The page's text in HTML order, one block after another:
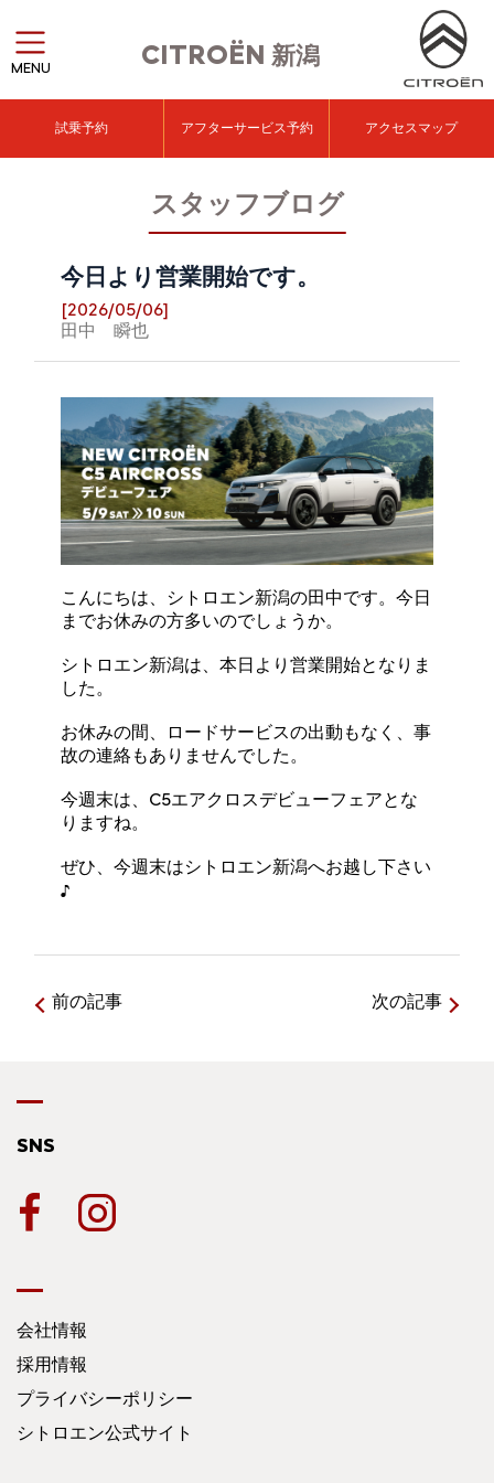
CITROËN 新潟
MENU
試乗予約 アフターサービス予約 アクセスマップ
スタッフブログ
今日より営業開始です。
[2026/05/06]
田中 瞬也
こんにちは、シトロエン新潟の田中です。今日
までお休みの方多いのでしょうか。
シトロエン新潟は、本日より営業開始となりま
した。
お休みの間、ロードサービスの出動もなく、事
故の連絡もありませんでした。
今週末は、C5エアクロスデビューフェアとな
りますね。
ぜひ、今週末はシトロエン新潟へお越し下さい
♪
前の記事 次の記事
SNS
会社情報
採用情報
プライバシーポリシー
シトロエン公式サイト